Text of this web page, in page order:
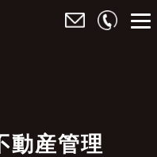
動産管理